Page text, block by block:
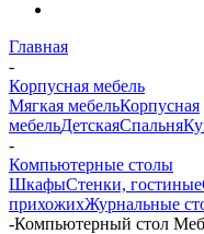
Главная
-
Корпусная мебель
Мягкая мебельКорпусная
мебельДетскаяСпальня
-
Компьютерные столы
ШкафыСтенки, гостиные
прихожихЖурнальные
-Компьютерный стол